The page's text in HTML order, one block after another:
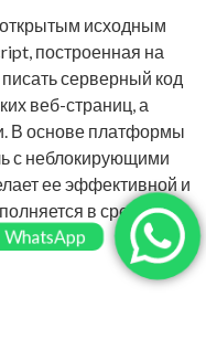
исходным
построенная на
серверный код
веб-страниц, а
В основе платформы
с неблокирующими
ее эффективной и
в среде […]
WhatsApp